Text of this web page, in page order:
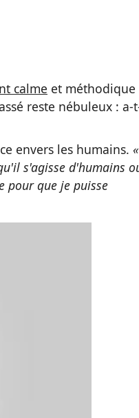
calme et méthodique
reste nébuleux : a-
envers les humains.
s'agisse d'humains
pour que je puisse